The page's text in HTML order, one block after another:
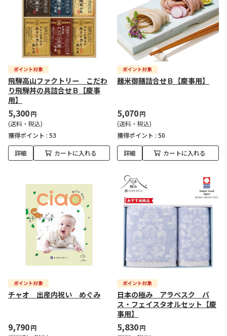
飛騨高山ファクトリー こだわ
り飛騨丼の具詰合せＢ【慶事
用】
5,300円
(送料・税込)
獲得ポイント : 53
詳細 カートに入れる
麺米御膳詰合せＢ【慶事用】
5,070円
(送料・税込)
獲得ポイント : 50
詳細 カートに入れる
チャオ 出産内祝い めぐみ
9,790円
日本の極み アラベスク バ
ス・フェイスタオルセット【慶
事用】
5,830円